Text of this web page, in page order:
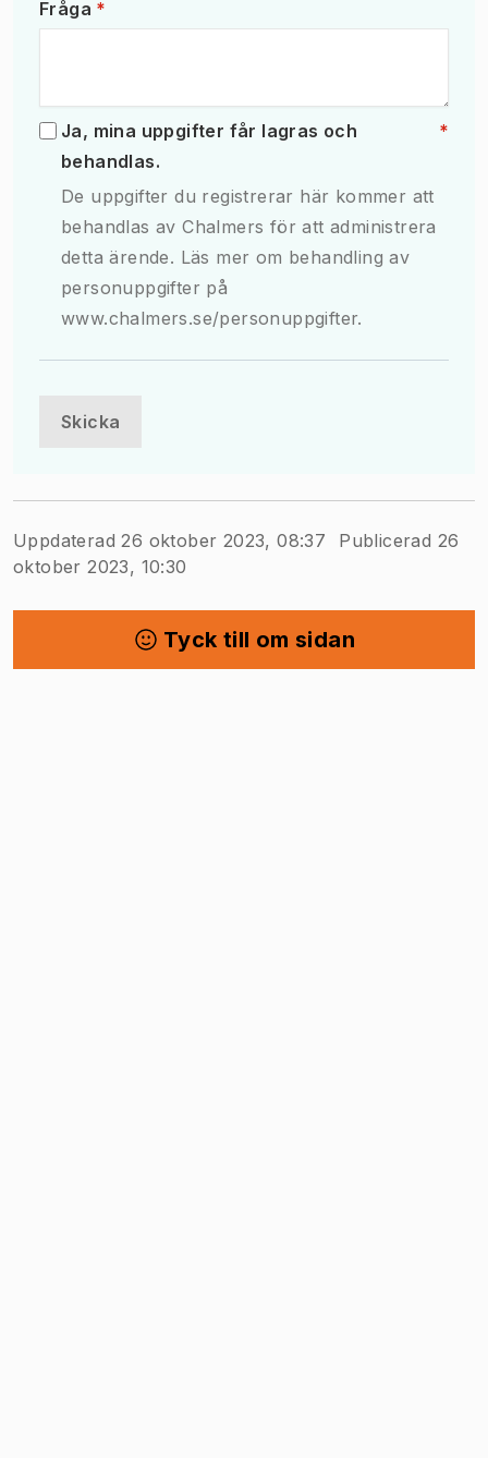
Fråga Obligatoriskt fält
*
Ja, mina uppgifter får lagras och
behandlas.
*
De uppgifter du registrerar här kommer att
behandlas av Chalmers för att administrera
detta ärende. Läs mer om behandling av
personuppgifter på
www.chalmers.se/personuppgifter.
Skicka
Uppdaterad 26 oktober 2023, 08:37
Publicerad 26
oktober 2023, 10:30
Tyck till om sidan